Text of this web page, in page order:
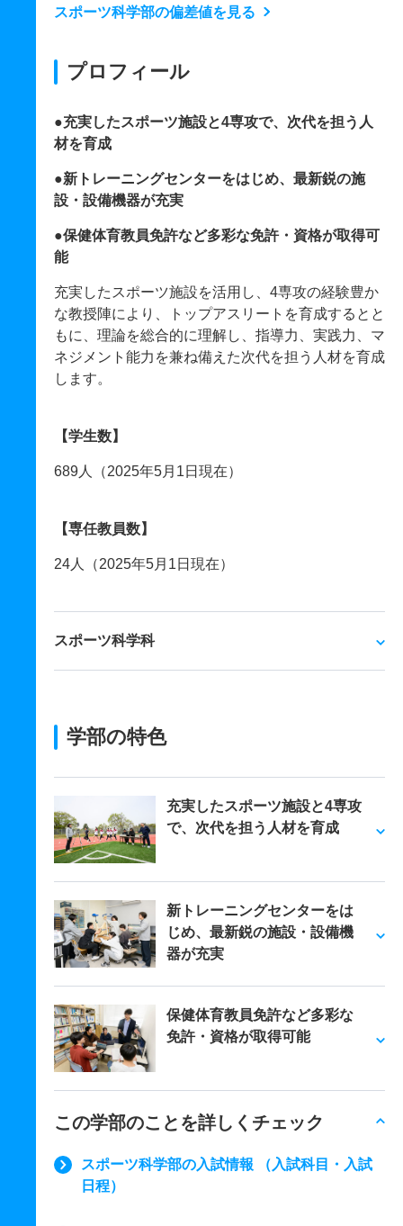
スポーツ科学部の偏差値を見る
プロフィール
●充実したスポーツ施設と4専攻で、次代を担う人
材を育成
●新トレーニングセンターをはじめ、最新鋭の施
設・設備機器が充実
●保健体育教員免許など多彩な免許・資格が取得可
能
充実したスポーツ施設を活用し、4専攻の経験豊か
な教授陣により、トップアスリートを育成するとと
もに、理論を総合的に理解し、指導力、実践力、マ
ネジメント能力を兼ね備えた次代を担う人材を育成
します。
【学生数】
689人（2025年5月1日現在）
【専任教員数】
24人（2025年5月1日現在）
スポーツ科学科
学部の特色
充実したスポーツ施設と4専攻
で、次代を担う人材を育成
新トレーニングセンターをは
じめ、最新鋭の施設・設備機
器が充実
保健体育教員免許など多彩な
免許・資格が取得可能
この学部のことを詳しくチェック
スポーツ科学部の入試情報 （入試科目・入試
日程）